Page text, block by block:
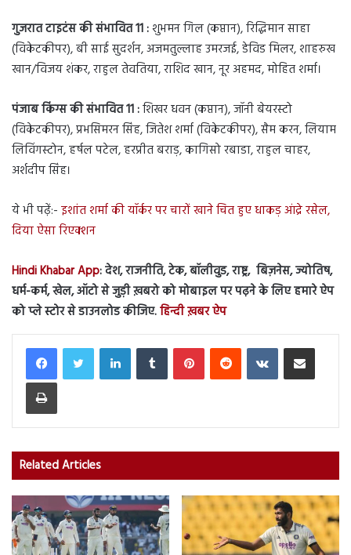
गुजरात टाइटंस की संभावित 11 :शुभमन गिल (कप्तान), रिद्धिमान साहा
(विकेटकीपर), बी साई सुदर्शन, अजमतुल्लाह उमरजई, डेविड मिलर, शाहरुख
खान/विजय शंकर, राहुल तेवतिया, राशिद खान, नूर अहमद, मोहित शर्मा।
पंजाब किंग्स की संभावित 11 :शिखर धवन (कप्तान), जॉनी बेयरस्टो
(विकेटकीपर), प्रभसिमरन सिंह, जितेश शर्मा (विकेटकीपर), सैम करन, लियाम
लिविंगस्टोन, हर्षल पटेल, हरप्रीत बराड़, कागिसो रबाडा, राहुल चाहर,
अर्शदीप सिंह।
ये भी पढ़ें:- इशांत शर्मा की यॉर्कर पर चारों खाने चित हुए धाकड़ आंद्रे रसेल,
दिया ऐसा रिएक्शन
Hindi Khabar App: देश, राजनीति, टेक, बॉलीवुड, राष्ट्र, बिज़नेस, ज्योतिष,
धर्म-कर्म, खेल, ऑटो से जुड़ी ख़बरो को मोबाइल पर पढ़ने के लिए हमारे ऐप
को प्ले स्टोर से डाउनलोड कीजिए.हिन्दी ख़बर ऐप
LinkedInTumblr PinterestReddit VKontakteShare via Email
Print
Related Articles